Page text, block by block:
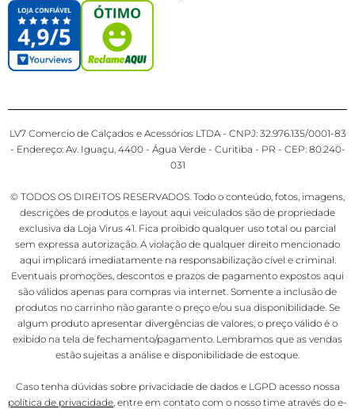
LV7 Comercio de Calçados e Acessórios LTDA - CNPJ: 32.976.135/0001-83
- Endereço: Av. Iguaçu, 4400 - Água Verde - Curitiba - PR - CEP: 80.240-
031
© TODOS OS DIREITOS RESERVADOS. Todo o conteúdo, fotos, imagens,
descrições de produtos e layout aqui veiculados são de propriedade
exclusiva da Loja Virus 41. Fica proibido qualquer uso total ou parcial
sem expressa autorização. A violação de qualquer direito mencionado
aqui implicará imediatamente na responsabilização cível e criminal.
Eventuais promoções, descontos e prazos de pagamento expostos aqui
são válidos apenas para compras via internet. Somente a inclusão de
produtos no carrinho não garante o preço e/ou sua disponibilidade. Se
algum produto apresentar divergências de valores, o preço válido é o
exibido na tela de fechamento/pagamento. Lembramos que as vendas
estão sujeitas a análise e disponibilidade de estoque.
Caso tenha dúvidas sobre privacidade de dados e LGPD acesso nossa
política de privacidade , entre em contato com o nosso time através do e-